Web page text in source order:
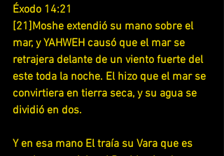
Éxodo 14:21
[21]Moshe extendió su mano sobre el
mar, y YAHWEH causó que el mar se
retrajera delante de un viento fuerte del
este toda la noche. El hizo que el mar se
convirtiera en tierra seca, y su agua se
dividió en dos.
Y en esa mano El traía su Vara que es